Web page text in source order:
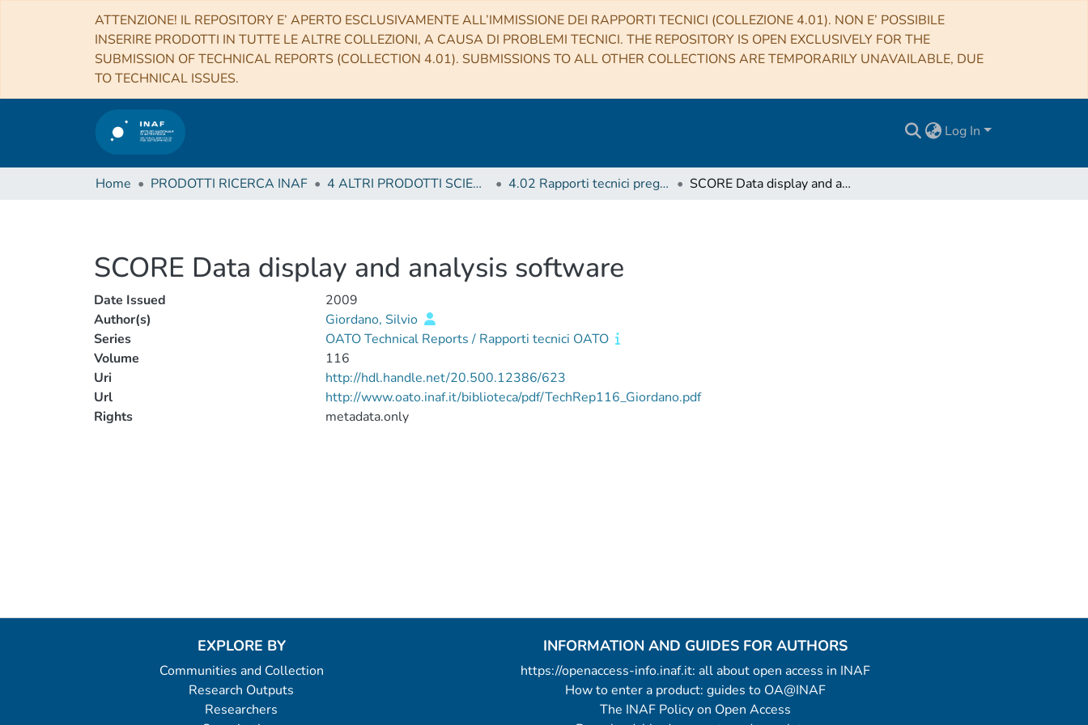
ATTENZIONE! IL REPOSITORY E’ APERTO ESCLUSIVAMENTE ALL’IMMISSIONE DEI RAPPORTI TECNICI (COLLEZIONE 4.01). NON E’ POSSIBILE
INSERIRE PRODOTTI IN TUTTE LE ALTRE COLLEZIONI, A CAUSA DI PROBLEMI TECNICI. THE REPOSITORY IS OPEN EXCLUSIVELY FOR THE
SUBMISSION OF TECHNICAL REPORTS (COLLECTION 4.01). SUBMISSIONS TO ALL OTHER COLLECTIONS ARE TEMPORARILY UNAVAILABLE, DUE
TO TECHNICAL ISSUES.
Log In
Home PRODOTTI RICERCA INAF 4 ALTRI PRODOTTI SCIENTIFICI (Other scientific products) 4.02 Rapporti tecnici pregressi SCORE Data display and analysis software
SCORE Data display and analysis software
Date Issued
2009
Author(s)
Giordano, Silvio
Series
OATO Technical Reports / Rapporti tecnici OATO
Volume
116
Uri
http://hdl.handle.net/20.500.12386/623
Url
http://www.oato.inaf.it/biblioteca/pdf/TechRep116_Giordano.pdf
Rights
metadata.only
EXPLORE BY
Communities and Collection
Research Outputs
Researchers
INFORMATION AND GUIDES FOR AUTHORS
https://openaccess-info.inaf.it: all about open access in INAF
How to enter a product: guides to OA@INAF
The INAF Policy on Open Access